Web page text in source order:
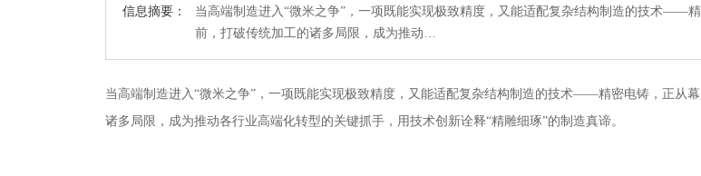
信息摘要：
当高端制造进入“微米之争”，一项既能实现极致精度，又能适配复杂结构制造的技术——
前，打破传统加工的诸多局限，成为推动…
当高端制造进入“微米之争”，一项既能实现极致精度，又能适配复杂结构制造的技术——精密电铸，正从
诸多局限，成为推动各行业高端化转型的关键抓手，用技术创新诠释“精雕细琢”的制造真谛。